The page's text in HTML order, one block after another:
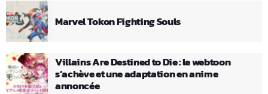
Marvel Tokon Fighting Souls
Villains Are Destined to Die : le webtoon
s’achève et une adaptation en anime
annoncée